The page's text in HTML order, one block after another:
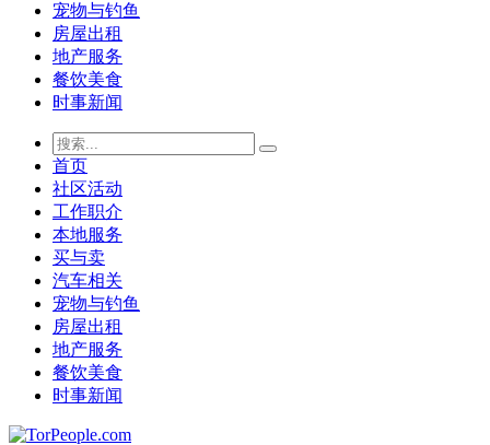
宠物与钓鱼
房屋出租
地产服务
餐饮美食
时事新闻
首页
社区活动
工作职介
本地服务
买与卖
汽车相关
宠物与钓鱼
房屋出租
地产服务
餐饮美食
时事新闻